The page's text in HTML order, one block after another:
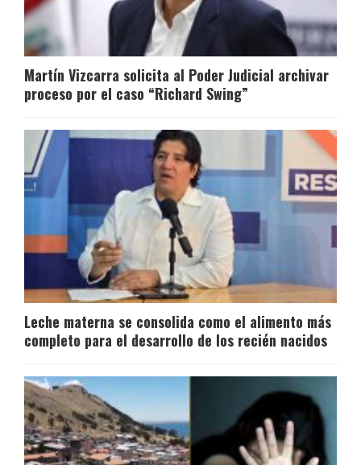
Martín Vizcarra solicita al Poder Judicial archivar
proceso por el caso “Richard Swing”
Leche materna se consolida como el alimento más
completo para el desarrollo de los recién nacidos